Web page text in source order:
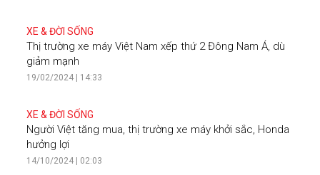
XE & ĐỜI SỐNG
Thị trường xe máy Việt Nam xếp thứ 2 Đông Nam Á, dù
giảm mạnh
19/02/2024 | 14:33
XE & ĐỜI SỐNG
Người Việt tăng mua, thị trường xe máy khởi sắc, Honda
hưởng lợi
14/10/2024 | 02:03